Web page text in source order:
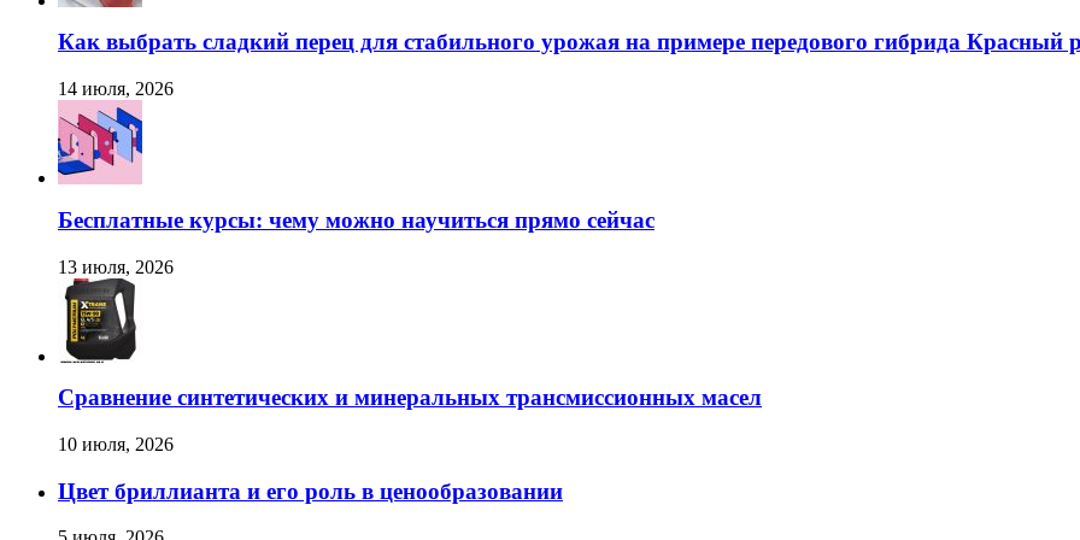
Как выбрать сладкий перец для стабильного урожая на примере передового гибрида Красный
14 июля, 2026
Бесплатные курсы: чему можно научиться прямо сейчас
13 июля, 2026
Сравнение синтетических и минеральных трансмиссионных масел
10 июля, 2026
Цвет бриллианта и его роль в ценообразовании